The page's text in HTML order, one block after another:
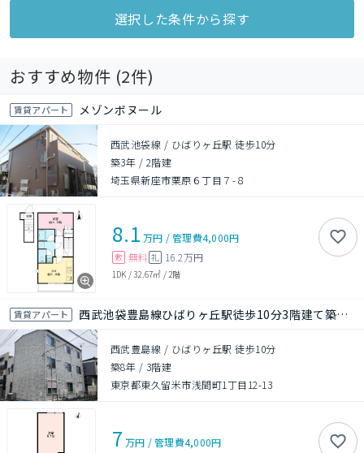
選択した条件から探す
おすすめ物件 (2件)
賃貸アパート メゾンボヌール
西武池袋線 / ひばりヶ丘駅 徒歩10分
築3年 / 2階建
埼玉県新座市栗原６丁目７-８
8.1 万円 /管理費4,000円
敷 無料 礼 16.2万円
1DK /32.67㎡ / 2階
賃貸アパート 西武池袋豊島線ひばりヶ丘駅徒歩10分3階建て築8年
西武豊島線 / ひばりヶ丘駅 徒歩10分
築8年 / 3階建
東京都東久留米市浅間町1丁目12-13
7 万円 /管理費4,000円